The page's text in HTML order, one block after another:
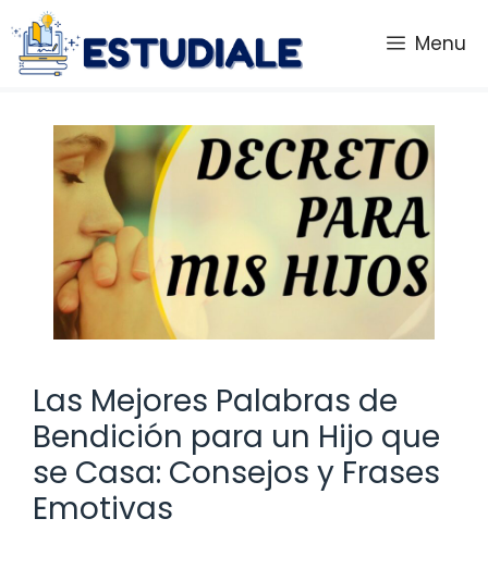
Saltar
al
contenido
Menu
Las Mejores Palabras de
Bendición para un Hijo que
se Casa: Consejos y Frases
Emotivas